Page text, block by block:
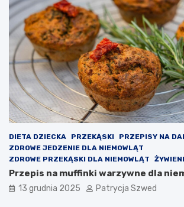
z
i
a
ł
a
i
a
k
e
r
z
y
n
o
u
c
z
ę
s
z
c
z
a
o
a
j
a
k
i
DIETA DZIECKA PRZEKĄSKI
PRZEPISY NA
ZDROWE JEDZENIE DLA NIEMOWLĄT
ZDROWE PRZEKĄSKI DLA NIEMOWLĄT
Przepis na muffinki warzywne dla
13 grudnia 2025 Patrycja Szwed